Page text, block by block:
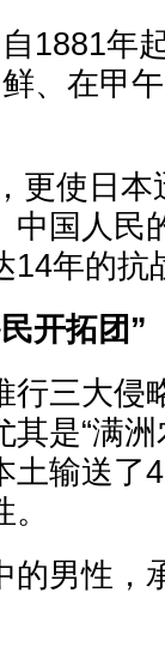
自1881年
鲜、在甲
更使日
中国人民
14年的抗
开拓团”
行三大侵
是“满
土输送了
的男性，